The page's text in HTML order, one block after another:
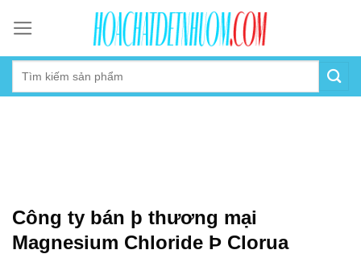
content
Công ty bán þ thương mại
Magnesium Chloride Þ Clorua